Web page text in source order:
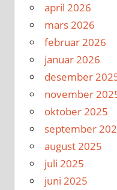
april 2026
mars 2026
februar 2026
januar 2026
desember
november
oktober 2025
september
august 2025
juli 2025
juni 2025